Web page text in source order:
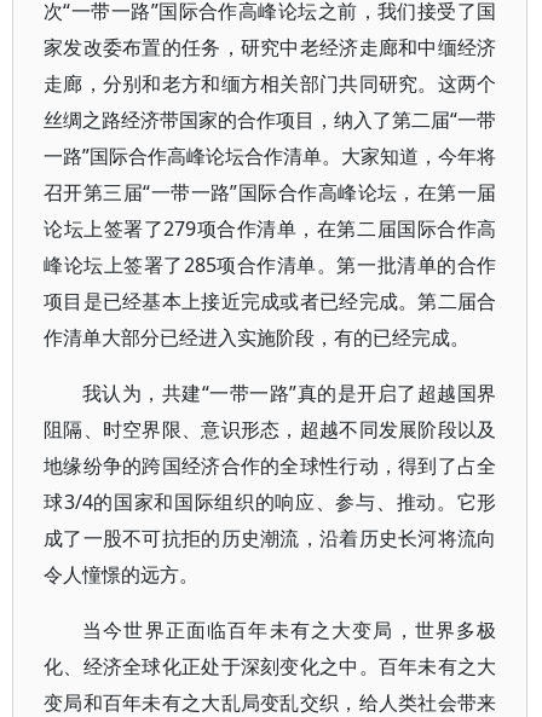
次“一带一路”国际合作高峰论坛之前，我们接受了国
家发改委布置的任务，研究中老经济走廊和中缅经济
走廊，分别和老方和缅方相关部门共同研究。这两个
丝绸之路经济带国家的合作项目，纳入了第二届“一带
一路”国际合作高峰论坛合作清单。大家知道，今年将
召开第三届“一带一路”国际合作高峰论坛，在第一届
论坛上签署了279项合作清单，在第二届国际合作高
峰论坛上签署了285项合作清单。第一批清单的合作
项目是已经基本上接近完成或者已经完成。第二届合
作清单大部分已经进入实施阶段，有的已经完成。
我认为，共建“一带一路”真的是开启了超越国界
阻隔、时空界限、意识形态，超越不同发展阶段以及
地缘纷争的跨国经济合作的全球性行动，得到了占全
球3/4的国家和国际组织的响应、参与、推动。它形
成了一股不可抗拒的历史潮流，沿着历史长河将流向
令人憧憬的远方。
当今世界正面临百年未有之大变局，世界多极
化、经济全球化正处于深刻变化之中。百年未有之大
变局和百年未有之大乱局变乱交织，给人类社会带来